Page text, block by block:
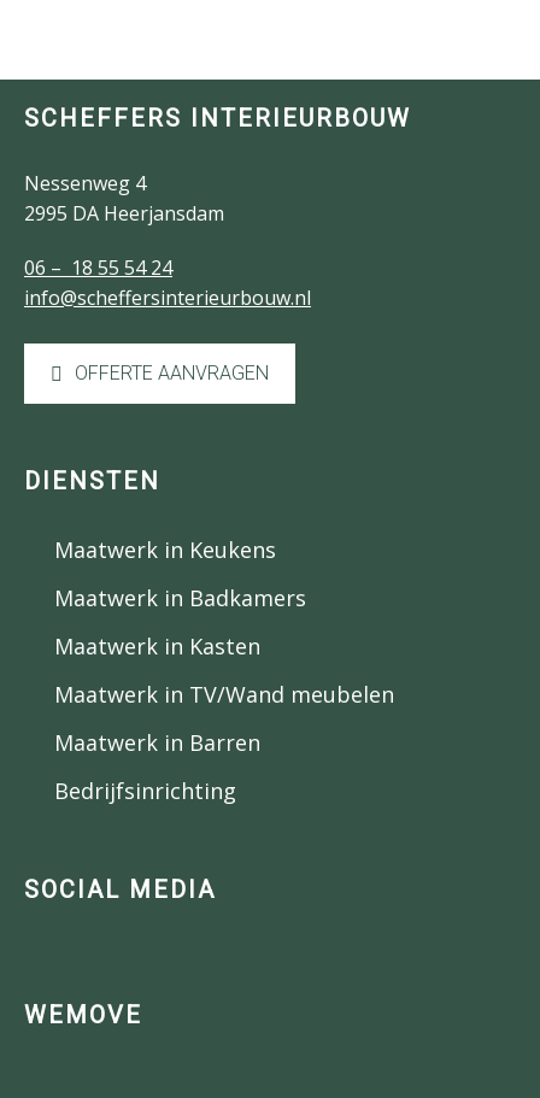
SCHEFFERS INTERIEURBOUW
Nessenweg 4
2995 DA Heerjansdam
06 – 18 55 54 24
info@scheffersinterieurbouw.nl
OFFERTE AANVRAGEN
DIENSTEN
Maatwerk in Keukens
Maatwerk in Badkamers
Maatwerk in Kasten
Maatwerk in TV/Wand meubelen
Maatwerk in Barren
Bedrijfsinrichting
SOCIAL MEDIA
WEMOVE